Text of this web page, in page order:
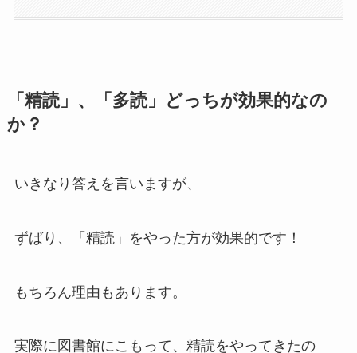
「精読」、「多読」どっちが効果的なの
か？
いきなり答えを言いますが、
ずばり、「精読」をやった方が効果的です！
もちろん理由もあります。
実際に図書館にこもって、精読をやってきたの